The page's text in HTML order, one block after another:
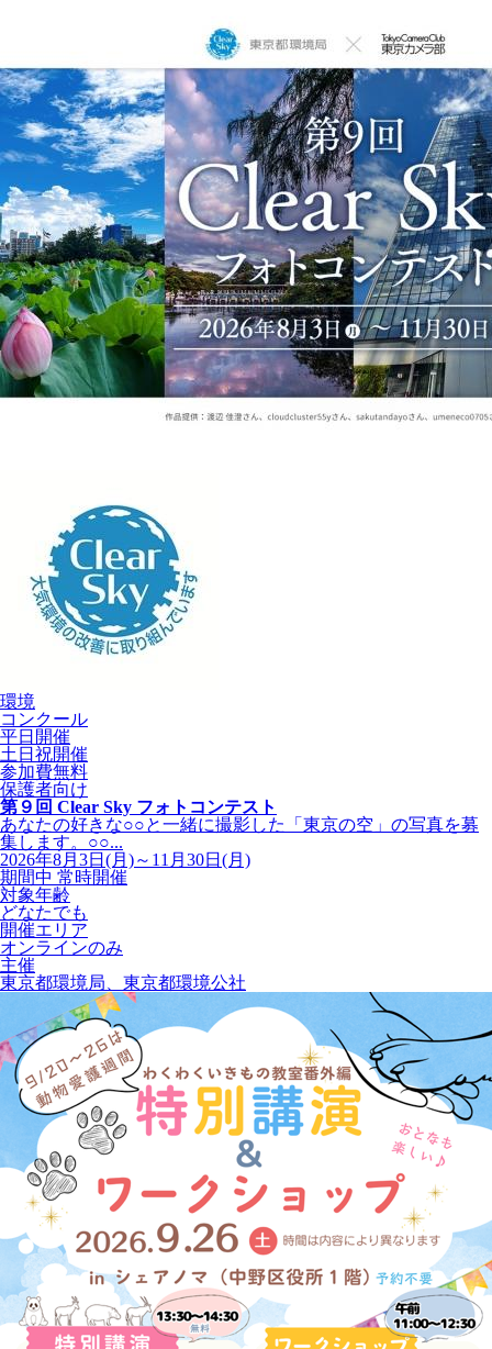
環境
コンクール
平日開催
土日祝開催
参加費無料
保護者向け
第９回 Clear Sky フォトコンテスト
あなたの好きな○○と一緒に撮影した「東京の空」の写真を募
集します。○○...
2026年8月3日(月)～11月30日(月)
期間中 常時開催
対象年齢
どなたでも
開催エリア
オンラインのみ
主催
東京都環境局、東京都環境公社